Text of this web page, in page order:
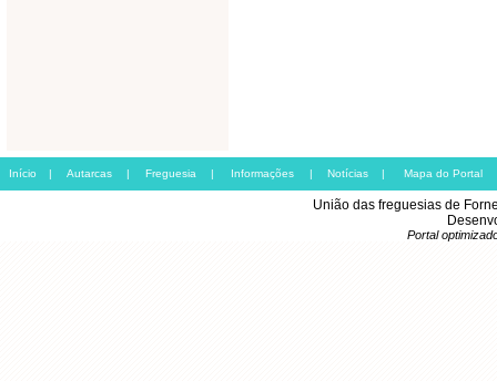
Início | Autarcas | Freguesia | Informações | Notícias | Mapa do Portal
União das freguesias de
Portal